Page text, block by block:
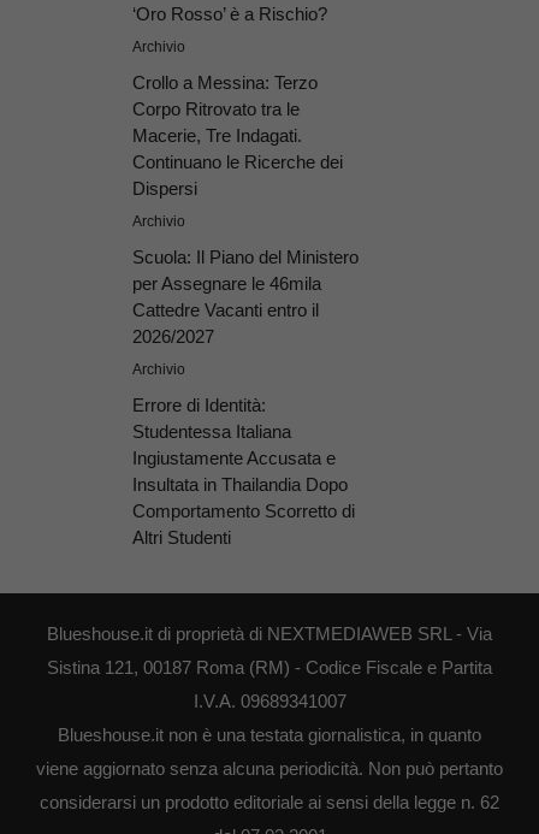
‘Oro Rosso’ è a Rischio?
Archivio
Crollo a Messina: Terzo
Corpo Ritrovato tra le
Macerie, Tre Indagati.
Continuano le Ricerche dei
Dispersi
Archivio
Scuola: Il Piano del Ministero
per Assegnare le 46mila
Cattedre Vacanti entro il
2026/2027
Archivio
Errore di Identità:
Studentessa Italiana
Ingiustamente Accusata e
Insultata in Thailandia Dopo
Comportamento Scorretto di
Altri Studenti
Blueshouse.it di proprietà di NEXTMEDIAWEB SRL - Via
Sistina 121, 00187 Roma (RM) - Codice Fiscale e Partita
I.V.A. 09689341007
Blueshouse.it non è una testata giornalistica, in quanto
viene aggiornato senza alcuna periodicità. Non può pertanto
considerarsi un prodotto editoriale ai sensi della legge n. 62